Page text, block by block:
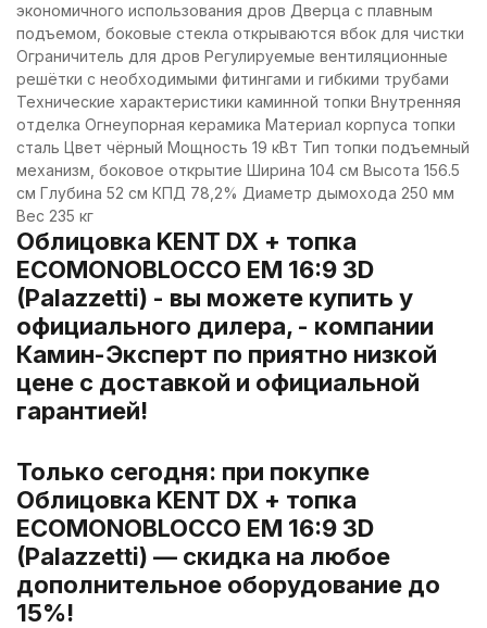
экономичного использования дров Дверца с плавным
подъемом, боковые стекла открываются вбок для чистки
Ограничитель для дров Регулируемые вентиляционные
решётки с необходимыми фитингами и гибкими трубами
Технические характеристики каминной топки Внутренняя
отделка Огнеупорная керамика Материал корпуса топки
сталь Цвет чёрный Мощность 19 кВт Тип топки подъемный
механизм, боковое открытие Ширина 104 см Высота 156.5
см Глубина 52 см КПД 78,2% Диаметр дымохода 250 мм
Вес 235 кг
Облицовка KENT DX + топка
ECOMONOBLOCCO EM 16:9 3D
(Palazzetti) - вы можете купить у
официального дилера, - компании
Камин-Эксперт по приятно низкой
цене с доставкой и официальной
гарантией!
Только сегодня: при покупке
Облицовка KENT DX + топка
ECOMONOBLOCCO EM 16:9 3D
(Palazzetti) — скидка на любое
дополнительное оборудование до
15%!